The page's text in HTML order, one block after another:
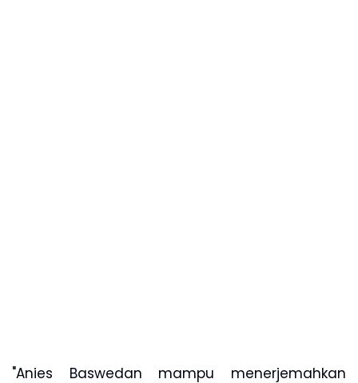
"Anies Baswedan mampu menerjemahkan